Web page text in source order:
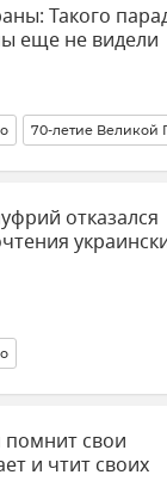
Такого
еще не видели
70-летие Великой
отказался
помнит свои
и чтит своих